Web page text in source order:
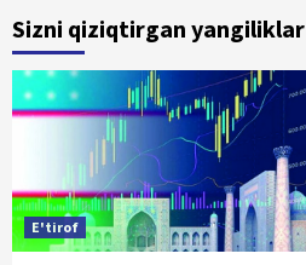
Sizni qiziqtirgan yangiliklar
E'tirof